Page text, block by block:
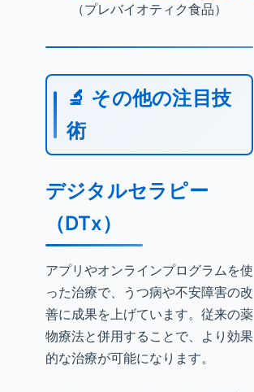
（プレバイオティク食品）
🔬 その他の注目技
術
デジタルセラピー
（DTx）
アプリやオンラインプログラムを使
った治療で、うつ病や不安障害の改
善に成果を上げています。従来の薬
物療法と併用することで、より効果
的な治療が可能になります。